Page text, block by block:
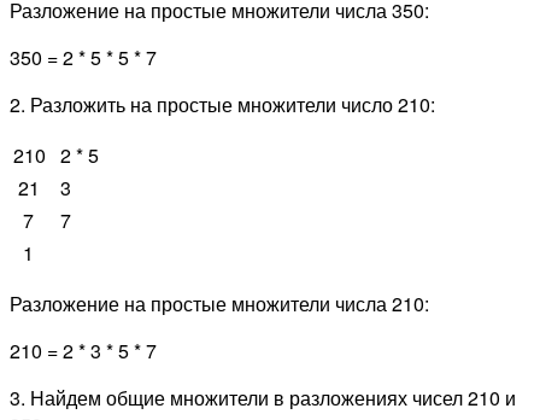
Разложение на простые множители числа 350:
350 = 2 * 5 * 5 * 7
2. Разложить на простые множители число 210:
210 2 * 5
21
3
7
7
1
Разложение на простые множители числа 210:
210 = 2 * 3 * 5 * 7
3. Найдем общие множители в разложениях чисел 210 и